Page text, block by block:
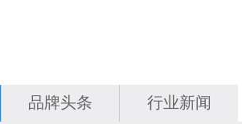
品牌头条 行业新闻